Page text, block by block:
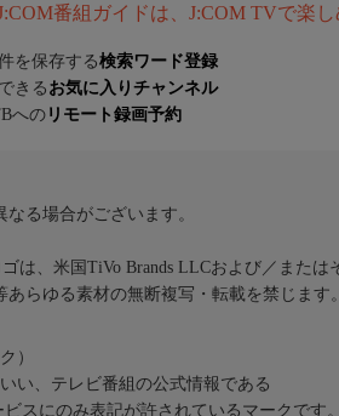
番組ガイドは、J:COM TVで楽
を保存する検索ワード登録
きる お気に入りチャンネル
への リモート録画予約
る場合がございます。
は、米国TiVo Brands LLCおよび／また
らゆる素材の無断複写・転載を禁じます。
）
い、テレビ番組の公式情報である
スにのみ表記が許されているマークです。